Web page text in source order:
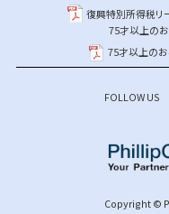
復興特別所得税リ
75才以上の
75才以上のお
FOLLOW US
Copyright ©